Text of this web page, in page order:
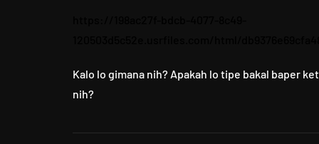
Kalo lo gimana nih? Apakah lo tipe bakal baper
nih?